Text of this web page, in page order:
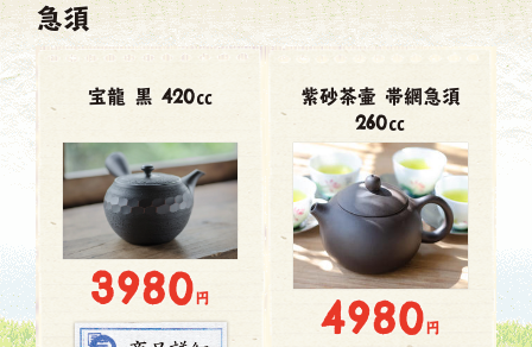
急須
宝龍 黒 420㏄
3980円
紫砂茶壷 帯網急須
260㏄
4980円